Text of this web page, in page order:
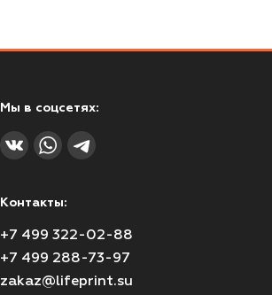
Мы в соцсетях:
Контакты:
+7 499 322-02-88
+7 499 288-73-97
zakaz@lifeprint.su